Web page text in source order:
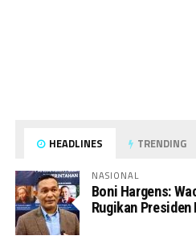
HEADLINES TRENDING
NASIONAL
Boni Hargens:
Rugikan Presiden